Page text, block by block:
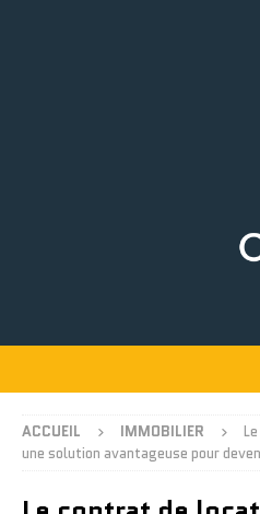
ACCUEIL IMMOBILIER
une solution avantageuse pour